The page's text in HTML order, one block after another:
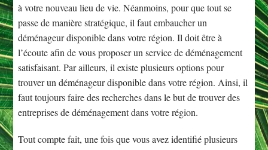
à votre nouveau lieu de vie. Néanmoins, pour que tout se
passe de manière stratégique, il faut embaucher un
déménageur disponible dans votre région. Il doit être à
l’écoute afin de vous proposer un service de déménagement
satisfaisant. Par ailleurs, il existe plusieurs options pour
trouver un déménageur disponible dans votre région. Ainsi, il
faut toujours faire des recherches dans le but de trouver des
entreprises de déménagement dans votre région.
Tout compte fait, une fois que vous avez identifié plusieurs